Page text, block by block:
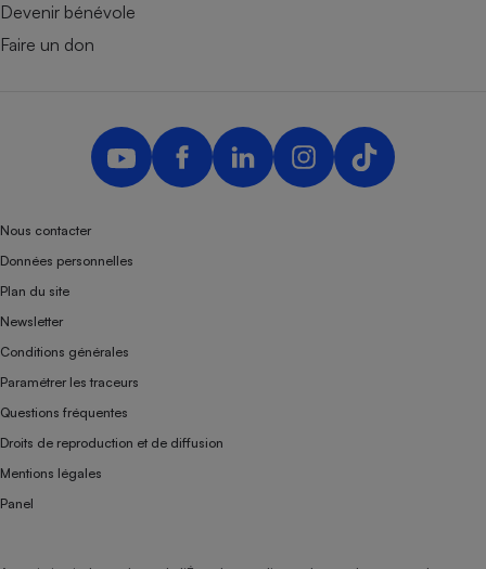
Devenir bénévole
Faire un don
Nous contacter
Données personnelles
Plan du site
Newsletter
Conditions générales
Paramétrer les traceurs
Questions fréquentes
Droits de reproduction et de diffusion
Mentions légales
Panel